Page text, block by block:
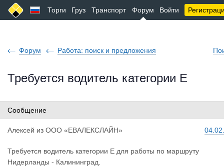
Торги Груз Транспорт Форум Войти
Форум Работа: поиск и предложения
Требуется водитель категории Е
Сообщение
Алексей из ООО «ЕВАЛЕКСЛАЙН»
Требуется водитель категории Е для работы по маршруту
Нидерланды - Калининград.